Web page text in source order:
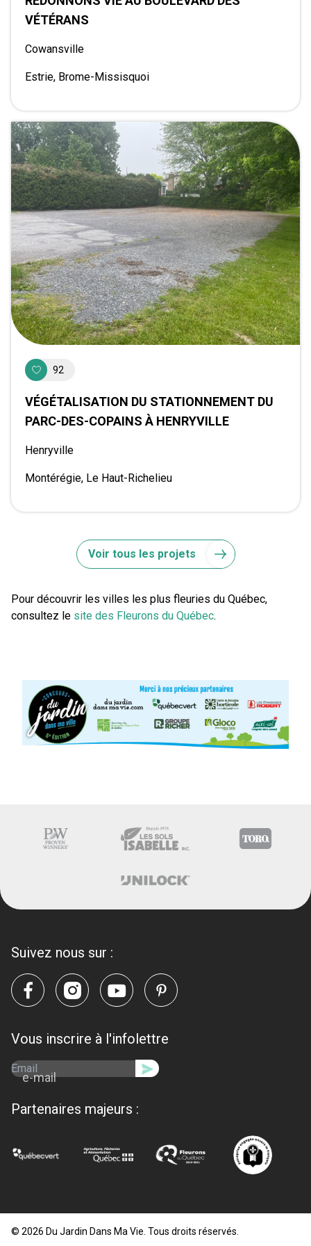
VÉTÉRANS
Cowansville
Estrie, Brome-Missisquoi
92
VÉGÉTALISATION DU STATIONNEMENT DU
PARC-DES-COPAINS À HENRYVILLE
Henryville
Montérégie, Le Haut-Richelieu
Voir tous les projets
Pour découvrir les villes les plus fleuries du Québec,
consultez le site des Fleurons du Québec.
Suivez nous sur :
Vous inscrire à l'infolettre
e-mail
Partenaires majeurs :
© 2026 Du Jardin Dans Ma Vie. Tous droits réservés.